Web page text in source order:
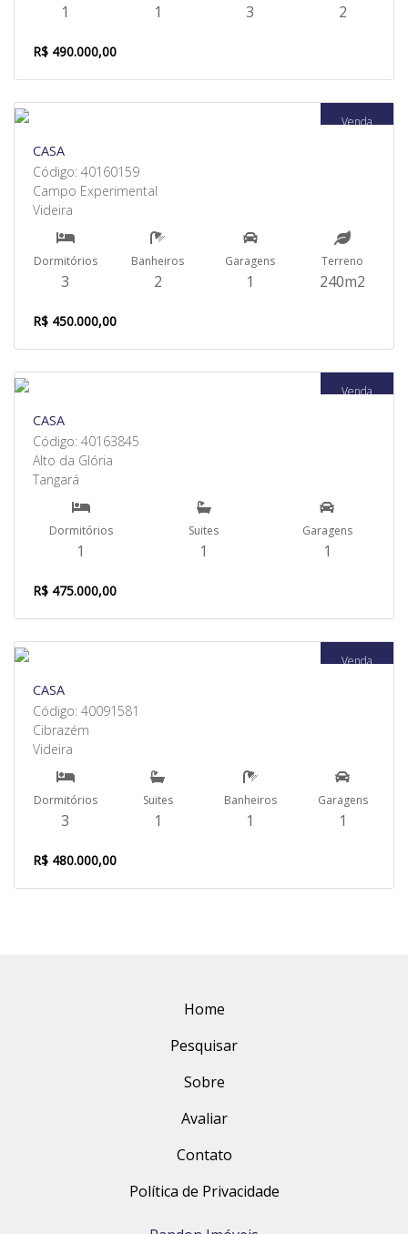
1 1 3 2
R$ 490.000,00
Venda
CASA
Código: 40160159
Campo Experimental
Videira
Dormitórios
3
Banheiros
2
Garagens
1
Terreno
240m2
R$ 450.000,00
Venda
CASA
Código: 40163845
Alto da Glória
Tangará
Dormitórios
1
Suites
1
Garagens
1
R$ 475.000,00
Venda
CASA
Código: 40091581
Cibrazém
Videira
Dormitórios
3
Suites
1
Banheiros
1
Garagens
1
R$ 480.000,00
Home
Pesquisar
Sobre
Avaliar
Contato
Política de Privacidade